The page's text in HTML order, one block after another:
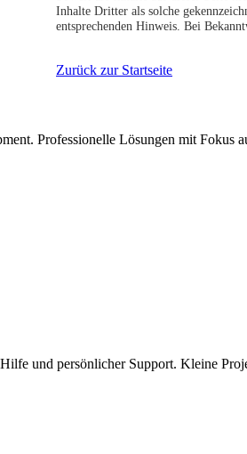
Inhalte Dritter als solche
entsprechenden Hinweis. Bei
Zurück zur Startseite
Professionelle Lösungen mit Fokus
und persönlicher Support. Kleine